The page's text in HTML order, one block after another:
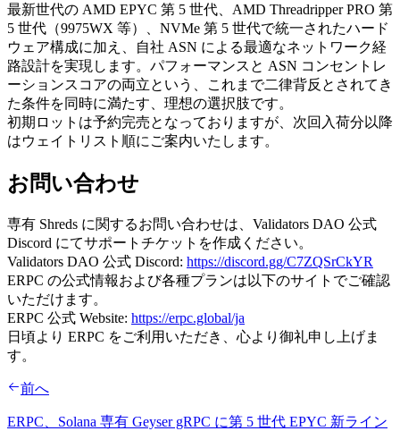
最新世代の AMD EPYC 第 5 世代、AMD Threadripper PRO 第
5 世代（9975WX 等）、NVMe 第 5 世代で統一されたハード
ウェア構成に加え、自社 ASN による最適なネットワーク経
路設計を実現します。パフォーマンスと ASN コンセントレ
ーションスコアの両立という、これまで二律背反とされてき
た条件を同時に満たす、理想の選択肢です。
初期ロットは予約完売となっておりますが、次回入荷分以降
はウェイトリスト順にご案内いたします。
お問い合わせ
専有 Shreds に関するお問い合わせは、Validators DAO 公式
Discord にてサポートチケットを作成ください。
Validators DAO 公式 Discord: https://discord.gg/C7ZQSrCkYR
ERPC の公式情報および各種プランは以下のサイトでご確認
いただけます。
ERPC 公式 Website: https://erpc.global/ja
日頃より ERPC をご利用いただき、心より御礼申し上げま
す。
前へ
ERPC、Solana 専有 Geyser gRPC に第 5 世代 EPYC 新ライン